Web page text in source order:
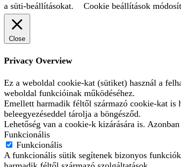
a süti-beállításokat.
Cookie beállítások
Close
Privacy Overview
Ez a weboldal cookie-kat (sütiket) használ a
weboldal funkcióinak működéséhez.
Emellett harmadik féltől származó cookie-kat is
beleegyezéseddel tárolja a böngésződ.
Lehetőség van a cookie-k kizárására is.
Funkcionális
Funkcionális
A funkcionális sütik segítenek bizonyos